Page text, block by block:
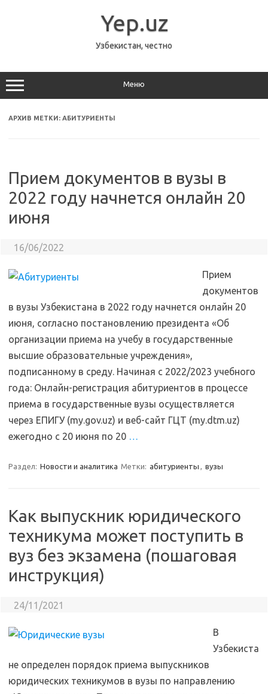
Yep.uz
Узбекистан, честно
Меню
АРХИВ МЕТКИ: АБИТУРИЕНТЫ
Прием документов в вузы в
2022 году начнется онлайн 20
июня
16/06/2022
Прием
документов
в вузы Узбекистана в 2022 году начнется онлайн 20
июня, согласно постановлению президента «Об
организации приема на учебу в государственные
высшие образовательные учреждения»,
подписанному в среду. Начиная с 2022/2023 учебного
года: Онлайн-регистрация абитуриентов в процессе
приема в государственные вузы осуществляется
через ЕПИГУ (my.gov.uz) и веб-сайт ГЦТ (my.dtm.uz)
ежегодно с 20 июня по 20 …
Раздел: Новости и аналитика Метки: абитуриенты , вузы
Как выпускник юридического
техникума может поступить в
вуз без экзамена (пошаговая
инструкция)
24/11/2021
В
Узбекиста
не определен порядок приема выпускников
юридических техникумов в вузы по направлению